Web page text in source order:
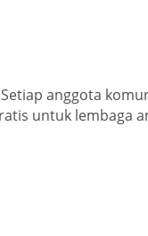
anggota
untuk lembaga